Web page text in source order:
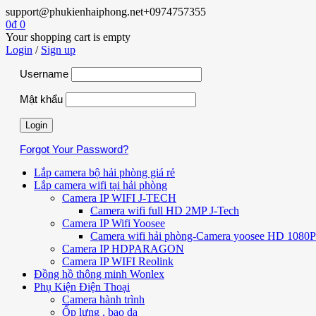
support@phukienhaiphong.net+0974757355
0₫ 0
Your shopping cart is empty
Login / Sign up
Username
Mật khẩu
Forgot Your Password?
Lắp camera bộ hải phòng giá rẻ
Lắp camera wifi tại hải phòng
Camera IP WIFI J-TECH
Camera wifi full HD 2MP J-Tech
Camera IP Wifi Yoosee
Camera wifi hải phòng-Camera yoosee HD
Camera IP HDPARAGON
Camera IP WIFI Reolink
Đồng hồ thông minh Wonlex
Phụ Kiện Điện Thoại
Camera hành trình
Ốp lưng , bao da